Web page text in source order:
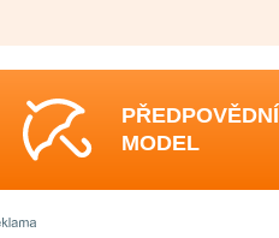
PŘEDPOVĚDNÍ
MODEL